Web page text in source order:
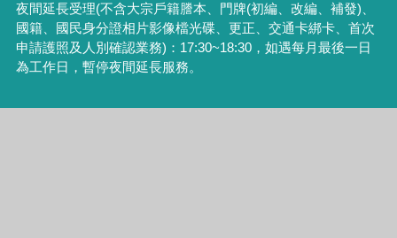
夜間延長受理(不含大宗戶籍謄本、門牌(初編、改編、補發)
國籍、國民身分證相片影像檔光碟、更正、交通卡綁卡、首次
申請護照及人別確認業務) ： 17:30~18:30，如遇每月最後一日
為工作日，暫停夜間延長服務。